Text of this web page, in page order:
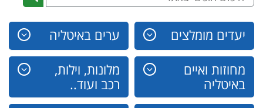
יעדים מומלצים ערים באיטליה
מחוזות ואיים
באיטליה
מלונות, וילות,
רכב ועוד..